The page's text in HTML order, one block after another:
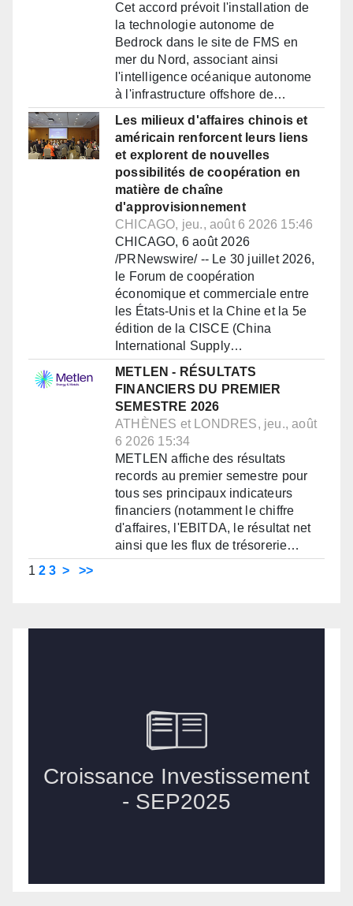
Cet accord prévoit l'installation de
la technologie autonome de
Bedrock dans le site de FMS en
mer du Nord, associant ainsi
l'intelligence océanique autonome
à l'infrastructure offshore de…
Les milieux d'affaires chinois et
américain renforcent leurs liens
et explorent de nouvelles
possibilités de coopération en
matière de chaîne
d'approvisionnement
CHICAGO, jeu., août 6 2026 15:46
CHICAGO, 6 août 2026
/PRNewswire/ -- Le 30 juillet 2026,
le Forum de coopération
économique et commerciale entre
les États-Unis et la Chine et la 5e
édition de la CISCE (China
International Supply…
METLEN - RÉSULTATS
FINANCIERS DU PREMIER
SEMESTRE 2026
ATHÈNES et LONDRES, jeu., août
6 2026 15:34
METLEN affiche des résultats
records au premier semestre pour
tous ses principaux indicateurs
financiers (notamment le chiffre
d'affaires, l'EBITDA, le résultat net
ainsi que les flux de trésorerie…
1 2 3 > >>